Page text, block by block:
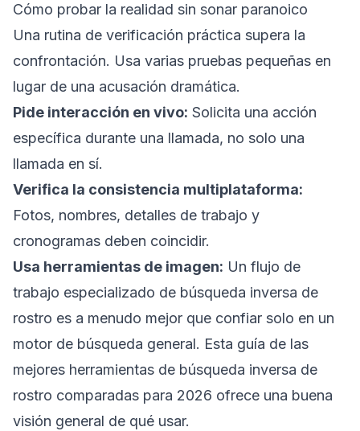
Cómo probar la realidad sin sonar paranoico
Una rutina de verificación práctica supera la
confrontación. Usa varias pruebas pequeñas en
lugar de una acusación dramática.
Pide interacción en vivo: Solicita una acción
específica durante una llamada, no solo una
llamada en sí.
Verifica la consistencia multiplataforma:
Fotos, nombres, detalles de trabajo y
cronogramas deben coincidir.
Usa herramientas de imagen: Un flujo de
trabajo especializado de búsqueda inversa de
rostro es a menudo mejor que confiar solo en un
motor de búsqueda general. Esta guía de las
mejores herramientas de búsqueda inversa de
rostro comparadas para 2026 ofrece una buena
visión general de qué usar.